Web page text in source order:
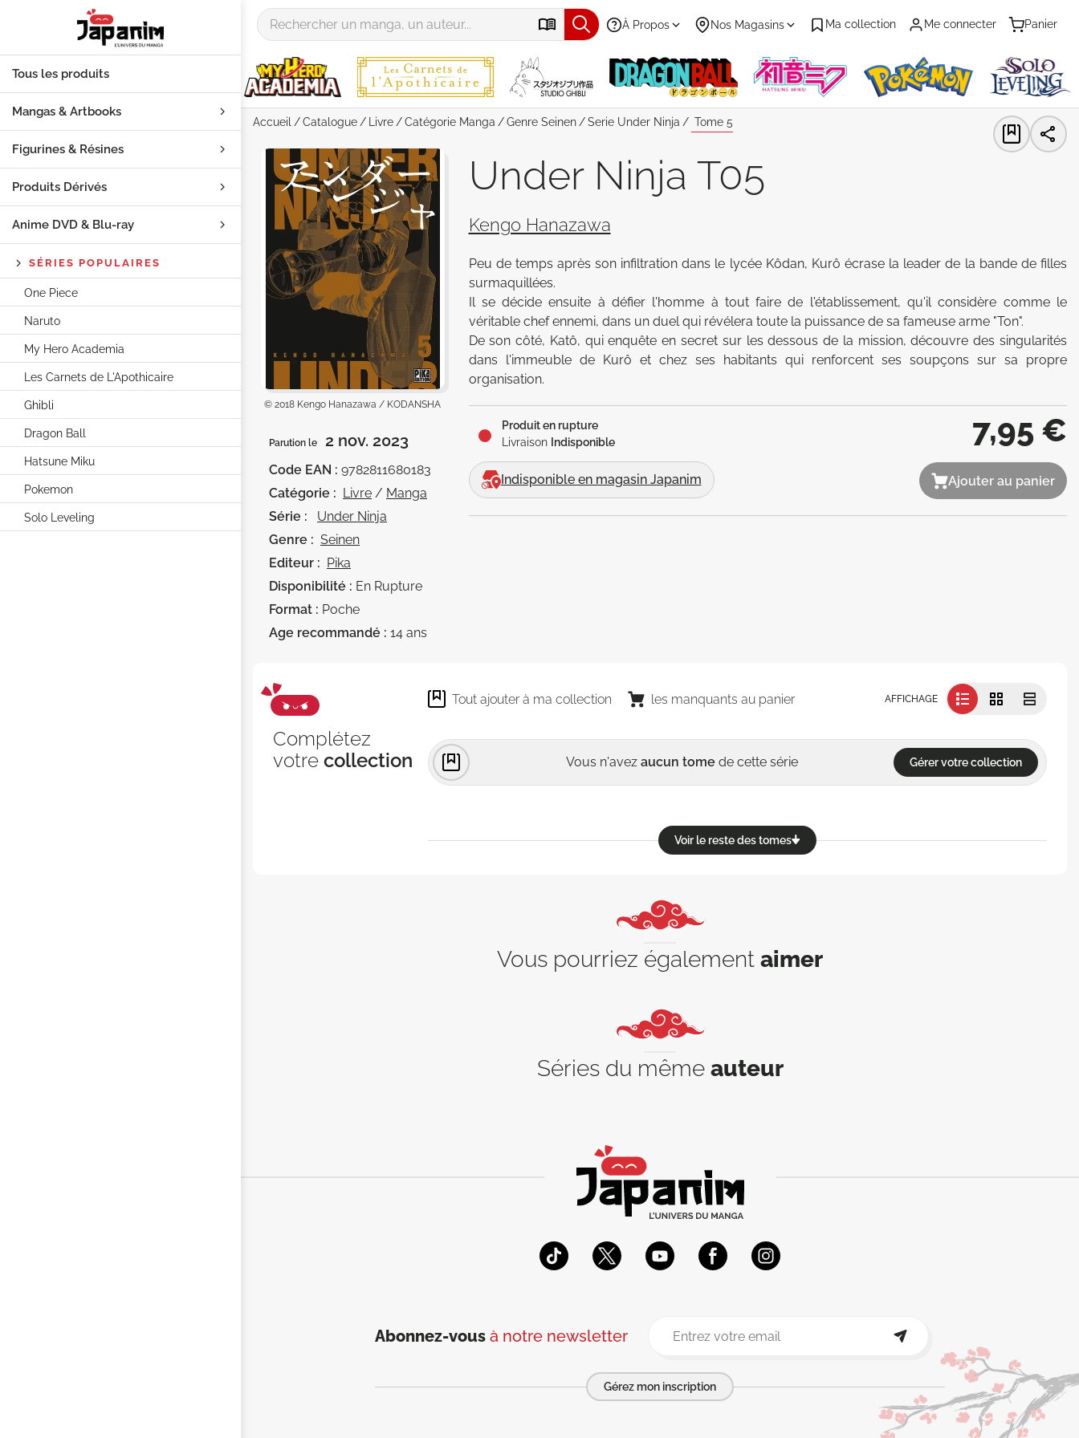
À Propos Nos Magasins Ma collection Me connecter Panier
Tous les produits
Mangas & Artbooks
Figurines & Résines
Produits Dérivés
Anime DVD & Blu‑ray
SÉRIES POPULAIRES
One Piece
Naruto
My Hero Academia
Les Carnets de L'Apothicaire
Ghibli
Dragon Ball
Hatsune Miku
Pokemon
Solo Leveling
Accueil Catalogue Livre Catégorie Manga Genre Seinen Serie Under Ninja Tome 5
© 2018 Kengo Hanazawa / KODANSHA
Under Ninja T05
Kengo Hanazawa
Peu de temps après son infiltration dans le lycée Kôdan, Kurô écrase la leader de la bande de filles
surmaquillées.
Il se décide ensuite à défier l'homme à tout faire de l'établissement, qu'il considère comme le
véritable chef ennemi, dans un duel qui révélera toute la puissance de sa fameuse arme "Ton".
De son côté, Katô, qui enquête en secret sur les dessous de la mission, découvre des singularités
dans l'immeuble de Kurô et chez ses habitants qui renforcent ses soupçons sur sa propre
organisation.
Produit en rupture
Livraison Indisponible
Indisponible en magasin Japanim
7,95 €
Ajouter au panier
Parution le 2 nov. 2023
Code EAN : 9782811680183
Catégorie : Livre / Manga
Série :
Under Ninja
Genre : Seinen
Editeur : Pika
Disponibilité : En Rupture
Format : Poche
Age recommandé : 14 ans
Complétez
votre collection
Tout ajouter à ma collection les manquants au panier AFFICHAGE
Vous n'avez aucun tome de cette série Gérer votre collection
Voir le reste des tomes
Vous pourriez également aimer
Séries du même auteur
Abonnez-vous à notre newsletter
Gérez mon inscription